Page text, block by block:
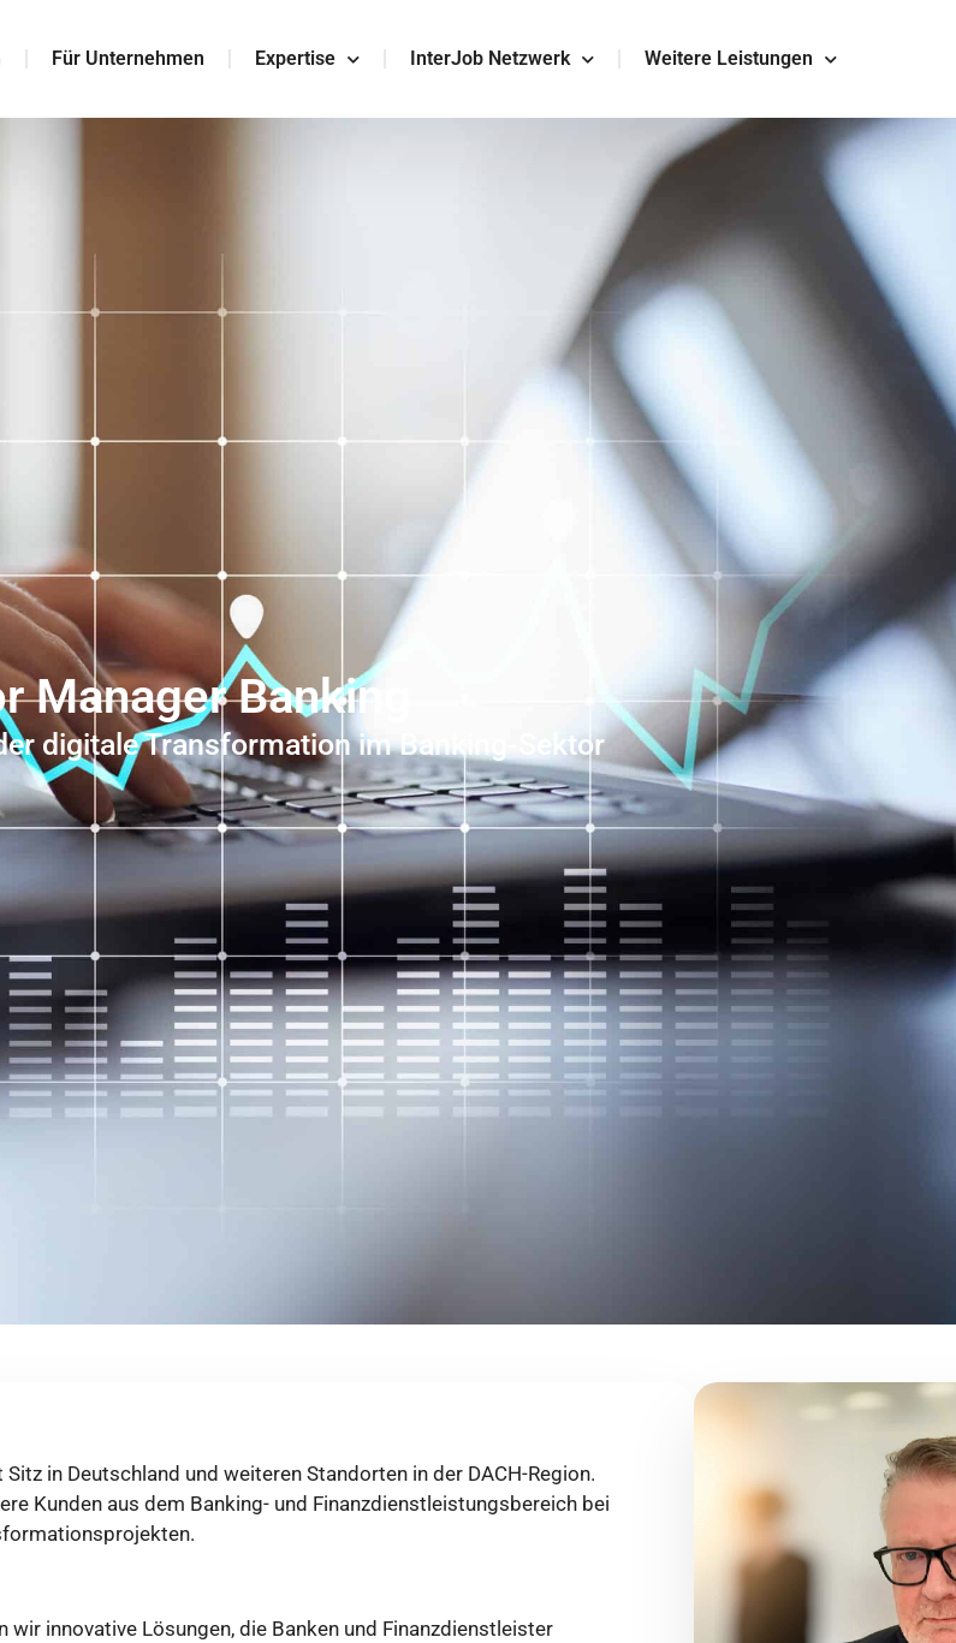
Für Unternehmen Expertise InterJob Netzwerk Weitere Leistungen
Manager Banking
digitale Transformation im Banking-Sektor
in Deutschland und weiteren Standorten in der DACH-Region.
Kunden aus dem Banking- und Finanzdienstleistungsbereich bei
wir innovative Lösungen, die Banken und Finanzdienstleister